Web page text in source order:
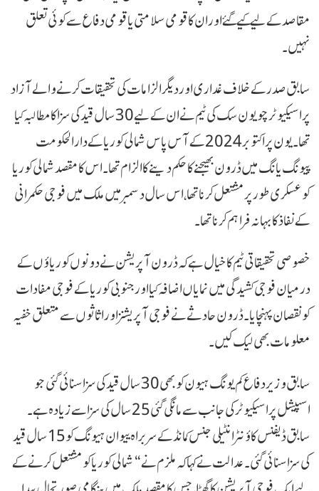
مقاصد کے لیے کیے گئے اور ان کا قومی سلامتی یا قومی دفاع سے کوئی تعلق
نہیں۔
سابق صدر کے خلاف غداری اور دیگر الزامات کی تحقیقات کرنے والے آزاد
پراسیکیوٹر چو یون سک کی ٹیم نے ان کے لیے 30 سال قید کی سزا کا مطالبہ کیا
تھا۔ یون پر اکتوبر 2024 کے آس پاس شمالی کوریا کے دارالحکومت
پیونگ یانگ میں ڈرون بھیجنے کا حکم دینے کا الزام تھا۔ اس کا مقصد شمالی کوریا
کو عسکری طور پر مشتعل کرنا تھا، اس سال دسمبر میں ملک میں فوجی حکمرانی
کے نفاذ کا بہانہ فراہم کرنا تھا۔
خصوصی تحقیقاتی ٹیم کا خیال ہے کہ ڈرون آپریشن نے دونوں کوریاؤں کے
درمیان فوجی کشیدگی میں نمایاں اضافہ کیا اور جنوبی کوریا کے فوجی مفادات
کو نقصان پہنچایا۔ ڈرون حادثے نے فوجی آپریشنز اور اثاثوں سے متعلق خفیہ
معلومات بھی لیک کیں۔
سابق وزیر دفاع کم یونگ ہیون کو بھی 30 سال قید کی سزا سنائی گئی جو
اسپیشل پراسیکیوٹر کی جانب سے مانگی گئی 25 سال کی سزا سے زیادہ ہے۔
سابق ڈیفنس کاؤنٹر انٹیلی جنس کمانڈ کے سربراہ ییو ان ہیونگ کو 15 سال قید
کی سزا سنائی گئی۔ عدالت نے کہا کہ ملزم نے “شمالی کوریا کو مشتعل کرنے کے